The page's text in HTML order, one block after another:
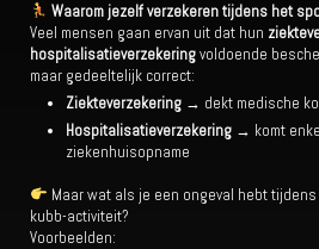
Waarom jezelf verzekeren tijdens het
Veel mensen gaan ervan uit dat hun
hospitalisatieverzekeringvoldoende
maar gedeeltelijk correct:
Ziekteverzekering → dekt medische
Hospitalisatieverzekering → komt
ziekenhuisopname
Maar wat als je een ongeval hebt
kubb-activiteit?
Voorbeelden: